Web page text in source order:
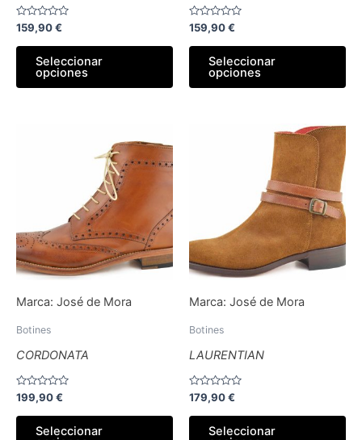
Valorado
0
159,90€
Seleccionar
opciones
producto
Valorado
0
159,90€
Seleccionar
opciones
Marca: José de Mora
Botines
CORDONATA
Valorado
con
0
199,90€
Seleccionar
producto
tiene
variantes.
opciones
se
elegir
página
producto
Marca: José de Mora
Botines
LAURENTIAN
Valorado
con
0
179,90€
Seleccionar
se